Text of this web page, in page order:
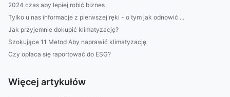
2024 czas aby lepiej robić biznes
Tylko u nas informacje z pierwszej ręki - o tym jak odnowić ...
Jak przyjemnie dokupić klimatyzację?
Szokujące 11 Metod Aby naprawić klimatyzację
Czy opłaca się raportować do ESG?
Więcej artykułów